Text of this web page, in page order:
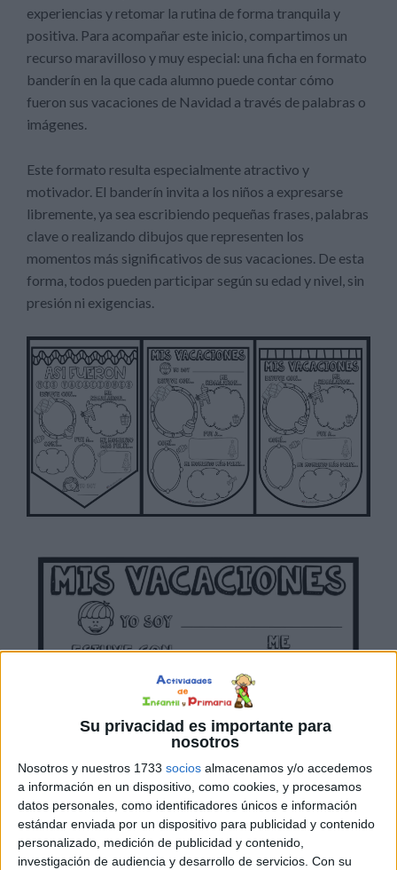
Su privacidad es importante para
nosotros
Nosotros y nuestros 1733 socios almacenamos y/o accedemos
a información en un dispositivo, como cookies, y procesamos
datos personales, como identificadores únicos e información
estándar enviada por un dispositivo para publicidad y contenido
personalizado, medición de publicidad y contenido,
investigación de audiencia y desarrollo de servicios. Con su
experiencias y retomar la rutina de forma tranquila y
positiva. Para acompañar este inicio, compartimos un
recurso maravilloso y muy especial: una ficha en formato
banderín en la que cada alumno puede contar cómo
fueron sus vacaciones de Navidad a través de palabras o
imágenes.
Este formato resulta especialmente atractivo y
motivador. El banderín invita a los niños a expresarse
libremente, ya sea escribiendo pequeñas frases, palabras
clave o realizando dibujos que representen los
momentos más significativos de sus vacaciones. De esta
forma, todos pueden participar según su edad y nivel, sin
presión ni exigencias.